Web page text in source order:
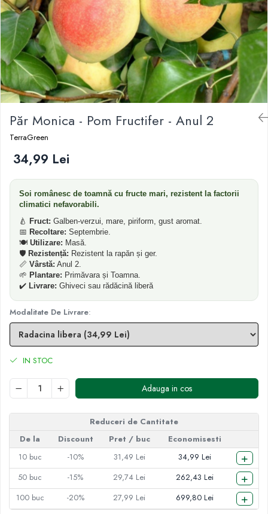
Dud
Corn
Smochin
Kaki
Mosmon
Migdal
Păr Monica - Pom Fructifer - Anul 2
TerraGreen
34,99 Lei
Soi românesc de toamnă cu fructe mari, rezistent la factorii
climatici nefavorabili.
🍐 Fruct: Galben-verzui, mare, piriform, gust aromat.
📅 Recoltare: Septembrie.
🍽️ Utilizare: Masă.
🛡️ Rezistență: Rezistent la rapăn și ger.
📏 Vârstă: Anul 2.
🌱 Plantare: Primăvara și Toamna.
✔️ Livrare: Ghiveci sau rădăcină liberă
Modalitate De Livrare:
IN STOC
Adauga in cos
Reduceri de Cantitate
De la
Discount Pret / buc
Economisesti
10buc -10% 31,49 Lei 34,99 Lei +
50 buc -15% 29,74 Lei 262,43 Lei +
100buc -20% 27,99 Lei 699,80 Lei +